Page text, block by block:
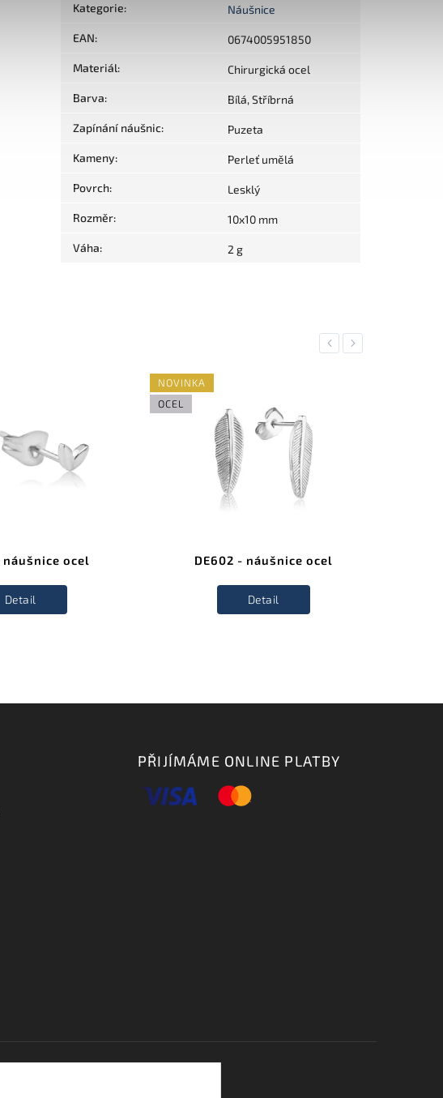
Kategorie: Náušnice
EAN: 0674005951850
Materiál: Chirurgická ocel
Barva: Bílá, Stříbrná
Zapínání náušnic: Puzeta
Kameny: Perleť umělá
Povrch: Lesklý
Rozměr: 10x10 mm
Váha: 2 g
Previous
náušnice ocel
Detail
NOVINKA
OCEL
DE602 - náušnice ocel
Detail
Next
PŘIJÍMÁME ONLINE PLATBY